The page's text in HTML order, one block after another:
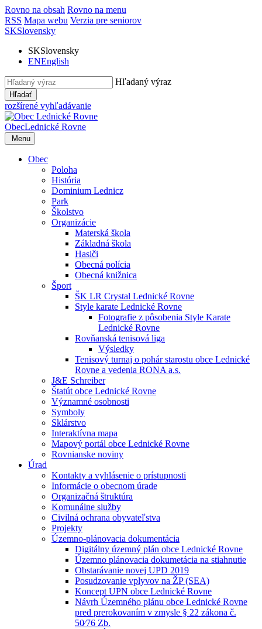
Rovno na obsah Rovno na menu
RSS Mapa webu Verzia pre seniorov
SKSlovensky
SKSlovensky
ENEnglish
Hľadaný výraz
Hľadať
rozšírené vyhľadávanie
ObecLednické Rovne
Menu
Obec
Poloha
História
Dominium Lednicz
Park
Školstvo
Organizácie
Materská škola
Základná škola
Hasiči
Obecná polícia
Obecná knižnica
Šport
ŠK LR Crystal Lednické Rovne
Style karate Lednické Rovne
Fotografie z pôsobenia Style Karate
Lednické Rovne
Rovňanská tenisová liga
Výsledky
Tenisový turnaj o pohár starostu obce Lednické
Rovne a vedenia RONA a.s.
J&E Schreiber
Štatút obce Lednické Rovne
Významné osobnosti
Symboly
Sklárstvo
Interaktívna mapa
Mapový portál obce Lednické Rovne
Rovnianske noviny
Úrad
Kontakty a vyhlásenie o prístupnosti
Informácie o obecnom úrade
Organizačná štruktúra
Komunálne služby
Civilná ochrana obyvateľstva
Projekty
Územno-plánovacia dokumentácia
Digitálny územný plán obce Lednické Rovne
Územno plánovacia dokumetácia na stiahnutie
Obstarávanie novej UPD 2019
Posudzovanie vplyvov na ŽP (SEA)
Koncept UPN obce Lednické Rovne
Návrh Územného plánu obce Lednické Rovne
pred prerokovaním v zmysle § 22 zákona č.
50⁄76 Zb.